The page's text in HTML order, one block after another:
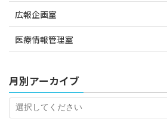
広報企画室
医療情報管理室
月別アーカイブ